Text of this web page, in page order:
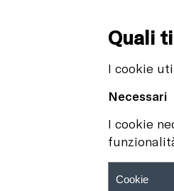
Quali
I cookie
Necessari
I cookie
Cookie